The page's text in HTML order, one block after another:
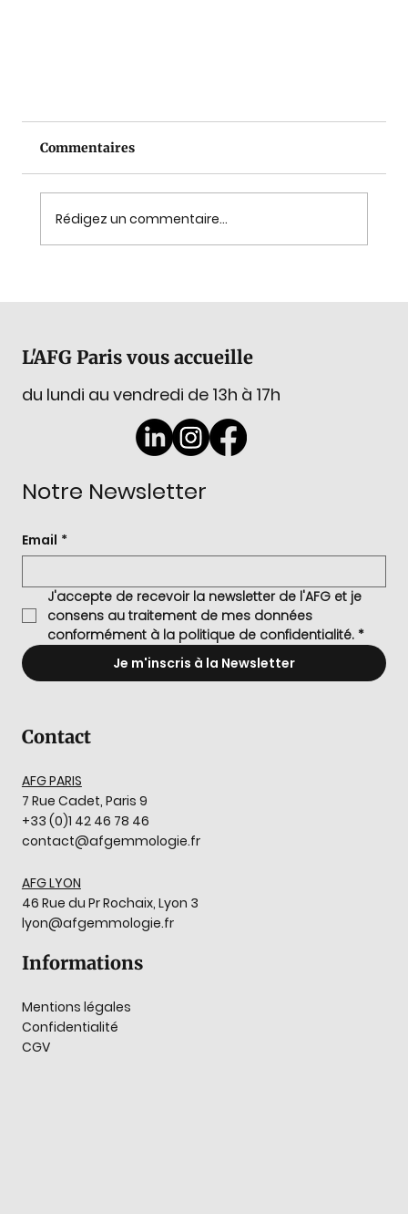
Atelier GemJunior n°5 du 17 janvier 2026 à
Commentaires
Rédigez un commentaire...
L'AFG Paris vous accueille
du lundi au vendredi de 13h à 17h
Notre Newsletter
Email *
J'accepte de recevoir la newsletter de l'AFG et je
consens au traitement de mes données
conformément à la politique de confidentialité. *
Je m'inscris à la Newsletter
Informations
Mentions légales
Confidentialité
CGV
Contact
AFG PARIS
7 Rue Cadet, Paris 9
+33 (0)1 42 46 78 46
contact@afgemmologie.fr
AFG LYON
46 Rue du Pr Rochaix, Lyon 3
lyon@afgemmologie.fr